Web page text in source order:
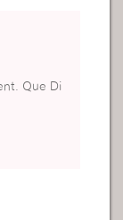
Que Di